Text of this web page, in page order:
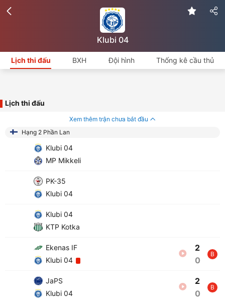
Klubi 04
Lịch thi đấu BXH Đội hình Thống kê cầu thủ
Lịch thi đấu
Xem thêm trận chưa bắt đầu
Hạng 2 Phần Lan
Klubi 04
MP Mikkeli
PK-35
Klubi 04
Klubi 04
KTP Kotka
Ekenas IF
Klubi 04
2
0
B
JaPS
Klubi 04
2
0
B